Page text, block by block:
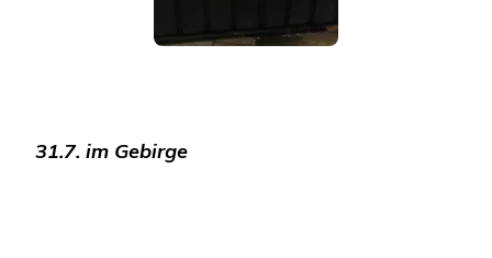
31.7. im Gebirge